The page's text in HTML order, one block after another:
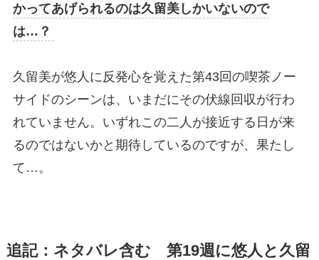
かってあげられるのは久留美しかいないので
は…？
久留美が悠人に反発心を覚えた第43回の喫茶ノー
サイドのシーンは、いまだにその伏線回収が行わ
れていません。いずれこの二人が接近する日が来
るのではないかと期待しているのですが、果たし
て…。
追記：ネタバレ含む 第19週に悠人と久留